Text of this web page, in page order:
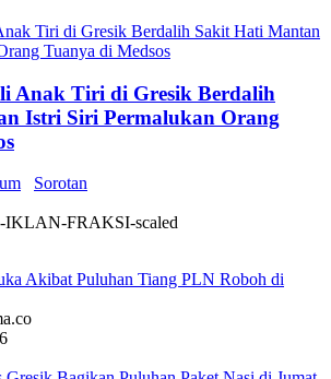
Anak Tiri di Gresik Berdalih
Istri Siri Permalukan Orang
Sorotan
Akibat Puluhan Tiang PLN Roboh di